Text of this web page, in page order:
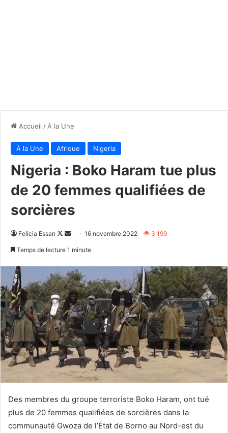
Accueil / À la Une
À la Une Afrique Nigeria
Nigeria : Boko Haram tue plus
de 20 femmes qualifiées de
sorcières
Felicia Essan
Follow
Envoyer16 novembre 2022 3 199
Temps de lecture 1 minute
Des membres du groupe terroriste Boko Haram, ont tué
plus de 20 femmes qualifiées de sorcières dans la
communauté Gwoza de l’État de Borno au Nord-est du